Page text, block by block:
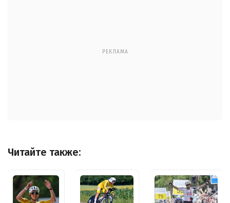
РЕКЛАМА
Читайте также: